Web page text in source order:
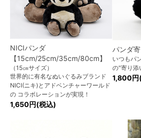
NICIパンダ
【15cm/25cm/35cm/80cm】
（15㎝サイズ）
世界的に有名なぬいぐるみブランド
NICI(ニキ)とアドベンチャーワールド
の コラボレーションが実現！
1,650円(税込)
パンダ
いつもパ
の"寄り添
1,800円